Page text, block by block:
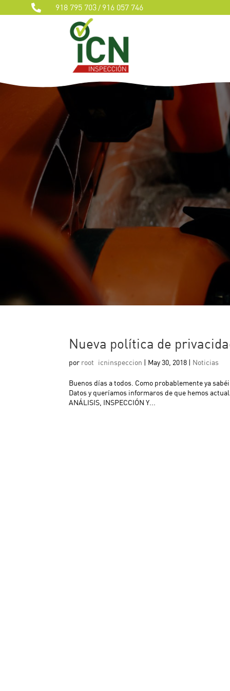
 918 795 703/ 916 057 746
Nueva política de
por root_icninspeccion | May 30, 2018 | Noticias
Buenos días a todos. Como probablemente ya
Datos y queríamos informaros de que hemos
ANÁLISIS, INSPECCIÓN Y...